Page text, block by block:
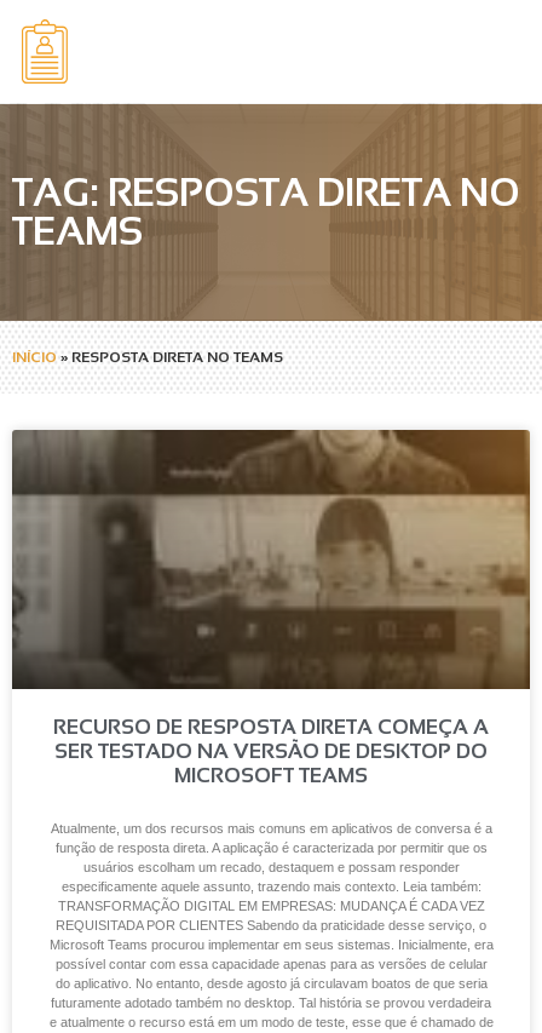
TAG: RESPOSTA DIRETA NO
TEAMS
INÍCIO»RESPOSTA DIRETA NO TEAMS
RECURSO DE RESPOSTA DIRETA COMEÇA A
SER TESTADO NA VERSÃO DE DESKTOP DO
MICROSOFT TEAMS
Atualmente, um dos recursos mais comuns em aplicativos de conversa é a
função de resposta direta. A aplicação é caracterizada por permitir que os
usuários escolham um recado, destaquem e possam responder
especificamente aquele assunto, trazendo mais contexto. Leia também:
TRANSFORMAÇÃO DIGITAL EM EMPRESAS: MUDANÇA É CADA VEZ
REQUISITADA POR CLIENTES Sabendo da praticidade desse serviço, o
Microsoft Teams procurou implementar em seus sistemas. Inicialmente, era
possível contar com essa capacidade apenas para as versões de celular
do aplicativo. No entanto, desde agosto já circulavam boatos de que seria
futuramente adotado também no desktop. Tal história se provou verdadeira
e atualmente o recurso está em um modo de teste, esse que é chamado de